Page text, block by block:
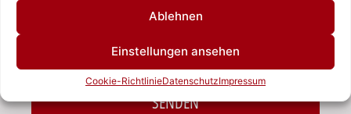
Ablehnen
Einstellungen ansehen
Cookie-RichtlinieDatenschutzImpressum
Ich habe die Datenschutzerklärung zur Kenntnis
genommen.*
SENDEN